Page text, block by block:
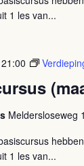
1 les van...
21:00
Meldersloseweg
1 les van...